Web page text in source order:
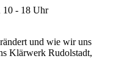
10 - 18 Uhr
und wie wir uns
Klärwerk Rudolstadt,